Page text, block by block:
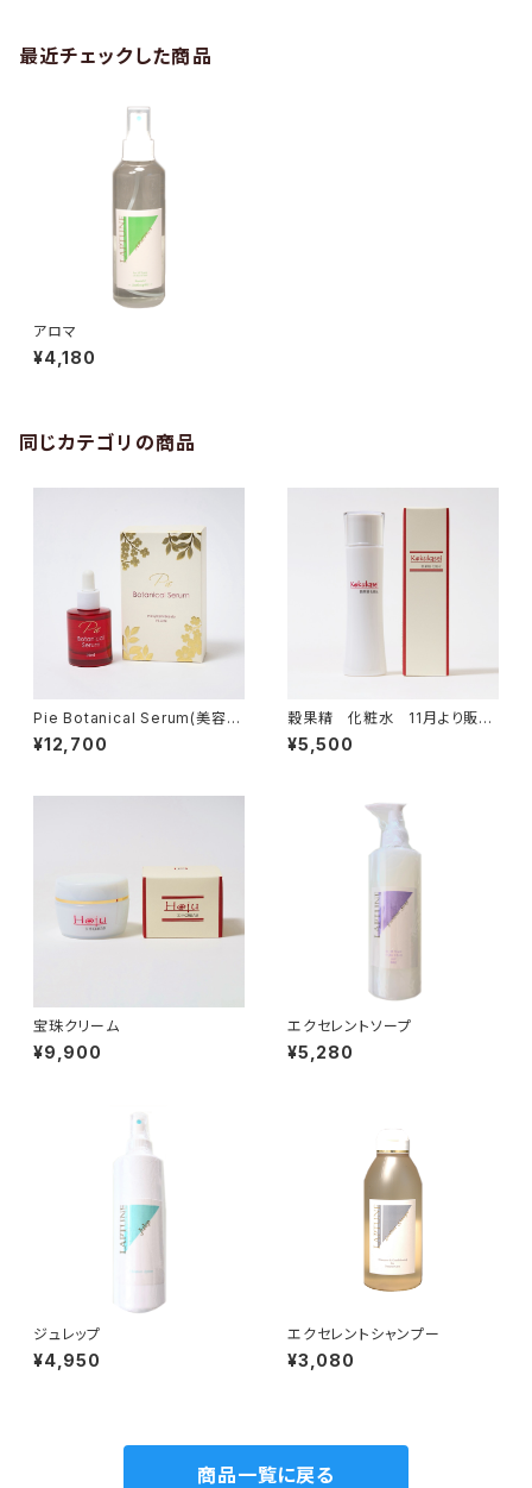
最近チェックした商品
アロマ
¥4,180
同じカテゴリの商品
Pie Botanical Serum(美容
液)
¥12,700
穀果精 化粧水 11月より販売
再開
¥5,500
宝珠クリーム
¥9,900
エクセレントソープ
¥5,280
ジュレップ
¥4,950
エクセレントシャンプー
¥3,080
商品一覧に戻る